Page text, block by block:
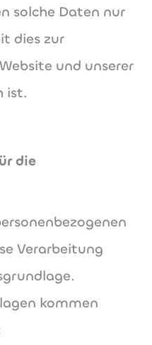
solche Daten nur
dies zur
und unserer
ist.
die
Verarbeitung
kommen